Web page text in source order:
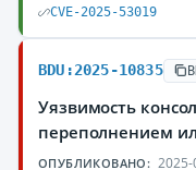
CVE-2025-53019
BDU:2025-10835
Уязвимость
переполнением
ОПУБЛИКОВАНО: